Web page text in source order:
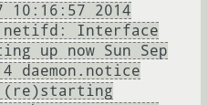
10:16:57 2014
netifd: Interface
up now Sun Sep
daemon.notice
(re)starting